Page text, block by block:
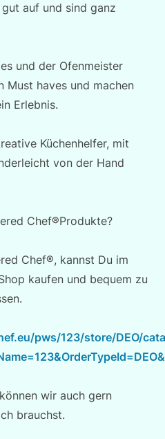
auf und sind ganz
und der Ofenmeister
Must haves und machen
Erlebnis.
Küchenhelfer, mit
von der Hand
Chef®Produkte?
Chef®, kannst Du im
kaufen und bequem zu
pws/123/store/DEO/
wir auch gern
brauchst.